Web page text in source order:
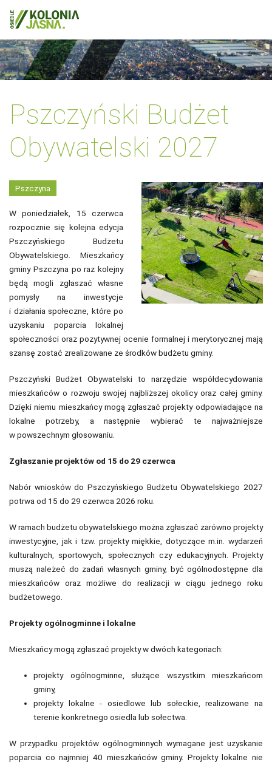
Pszczyński Budżet
Obywatelski 2027
Pszczyna
W poniedziałek, 15 czerwca
rozpocznie się kolejna edycja
Pszczyńskiego Budżetu
Obywatelskiego. Mieszkańcy
gminy Pszczyna po raz kolejny
będą mogli zgłaszać własne
pomysły na inwestycje
i działania społeczne, które po
uzyskaniu poparcia lokalnej
społeczności oraz pozytywnej ocenie formalnej i merytorycznej mają
szansę zostać zrealizowane ze środków budżetu gminy.
Pszczyński Budżet Obywatelski to narzędzie współdecydowania
mieszkańców o rozwoju swojej najbliższej okolicy oraz całej gminy.
Dzięki niemu mieszkańcy mogą zgłaszać projekty odpowiadające na
lokalne potrzeby, a następnie wybierać te najważniejsze
w powszechnym głosowaniu.
Zgłaszanie projektów od 15 do 29 czerwca
Nabór wniosków do Pszczyńskiego Budżetu Obywatelskiego 2027
potrwa od 15 do 29 czerwca 2026 roku.
W ramach budżetu obywatelskiego można zgłaszać zarówno projekty
inwestycyjne, jak i tzw. projekty miękkie, dotyczące m.in. wydarzeń
kulturalnych, sportowych, społecznych czy edukacyjnych. Projekty
muszą należeć do zadań własnych gminy, być ogólnodostępne dla
mieszkańców oraz możliwe do realizacji w ciągu jednego roku
budżetowego.
Projekty ogólnogminne i lokalne
Mieszkańcy mogą zgłaszać projekty w dwóch kategoriach:
projekty ogólnogminne, służące wszystkim mieszkańcom
gminy,
projekty lokalne - osiedlowe lub sołeckie, realizowane na
terenie konkretnego osiedla lub sołectwa.
W przypadku projektów ogólnogminnych wymagane jest uzyskanie
poparcia co najmniej 40 mieszkańców gminy. Projekty lokalne nie